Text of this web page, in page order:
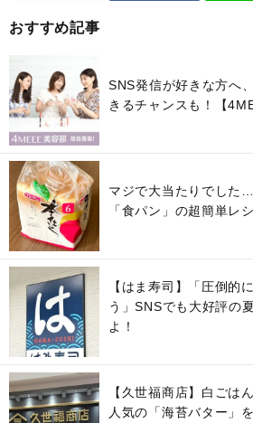
おすすめ記事
SNS発信が好きな方へ
きるチャンスも！【
マジで大当たりでした
「食パン」の超簡単レ
【はま寿司】「圧倒的
う」SNSでも大好評の
よ！
【久世福商店】白ごは
人気の「海苔バター」